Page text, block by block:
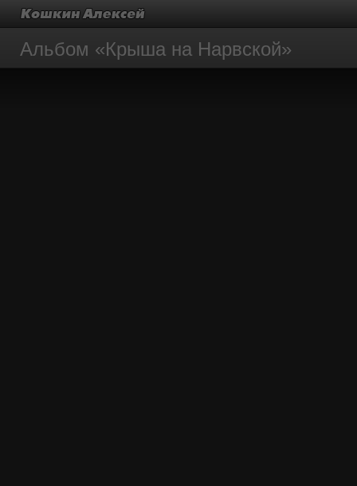
Альбом «Крыша на Нарвской»